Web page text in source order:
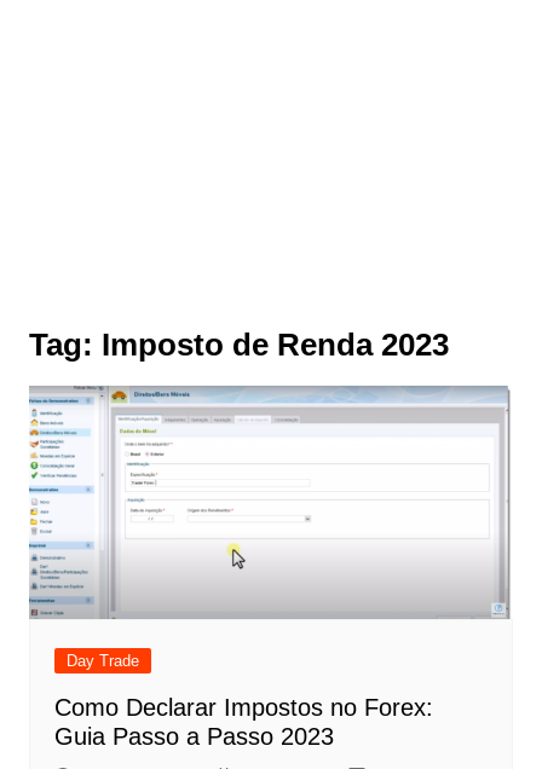
Tag: Imposto de Renda 2023
Day Trade
Como Declarar Impostos no Forex:
Guia Passo a Passo 2023